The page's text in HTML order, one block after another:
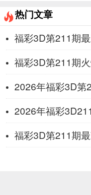
热门文章
福彩3D第211期
福彩3D第211期
2026年福彩3D第
2026年福彩
福彩3D第211期